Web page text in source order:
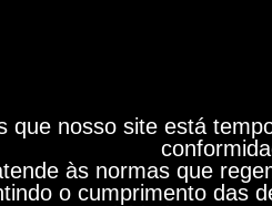
que nosso site está
às normas que
o cumprimento das